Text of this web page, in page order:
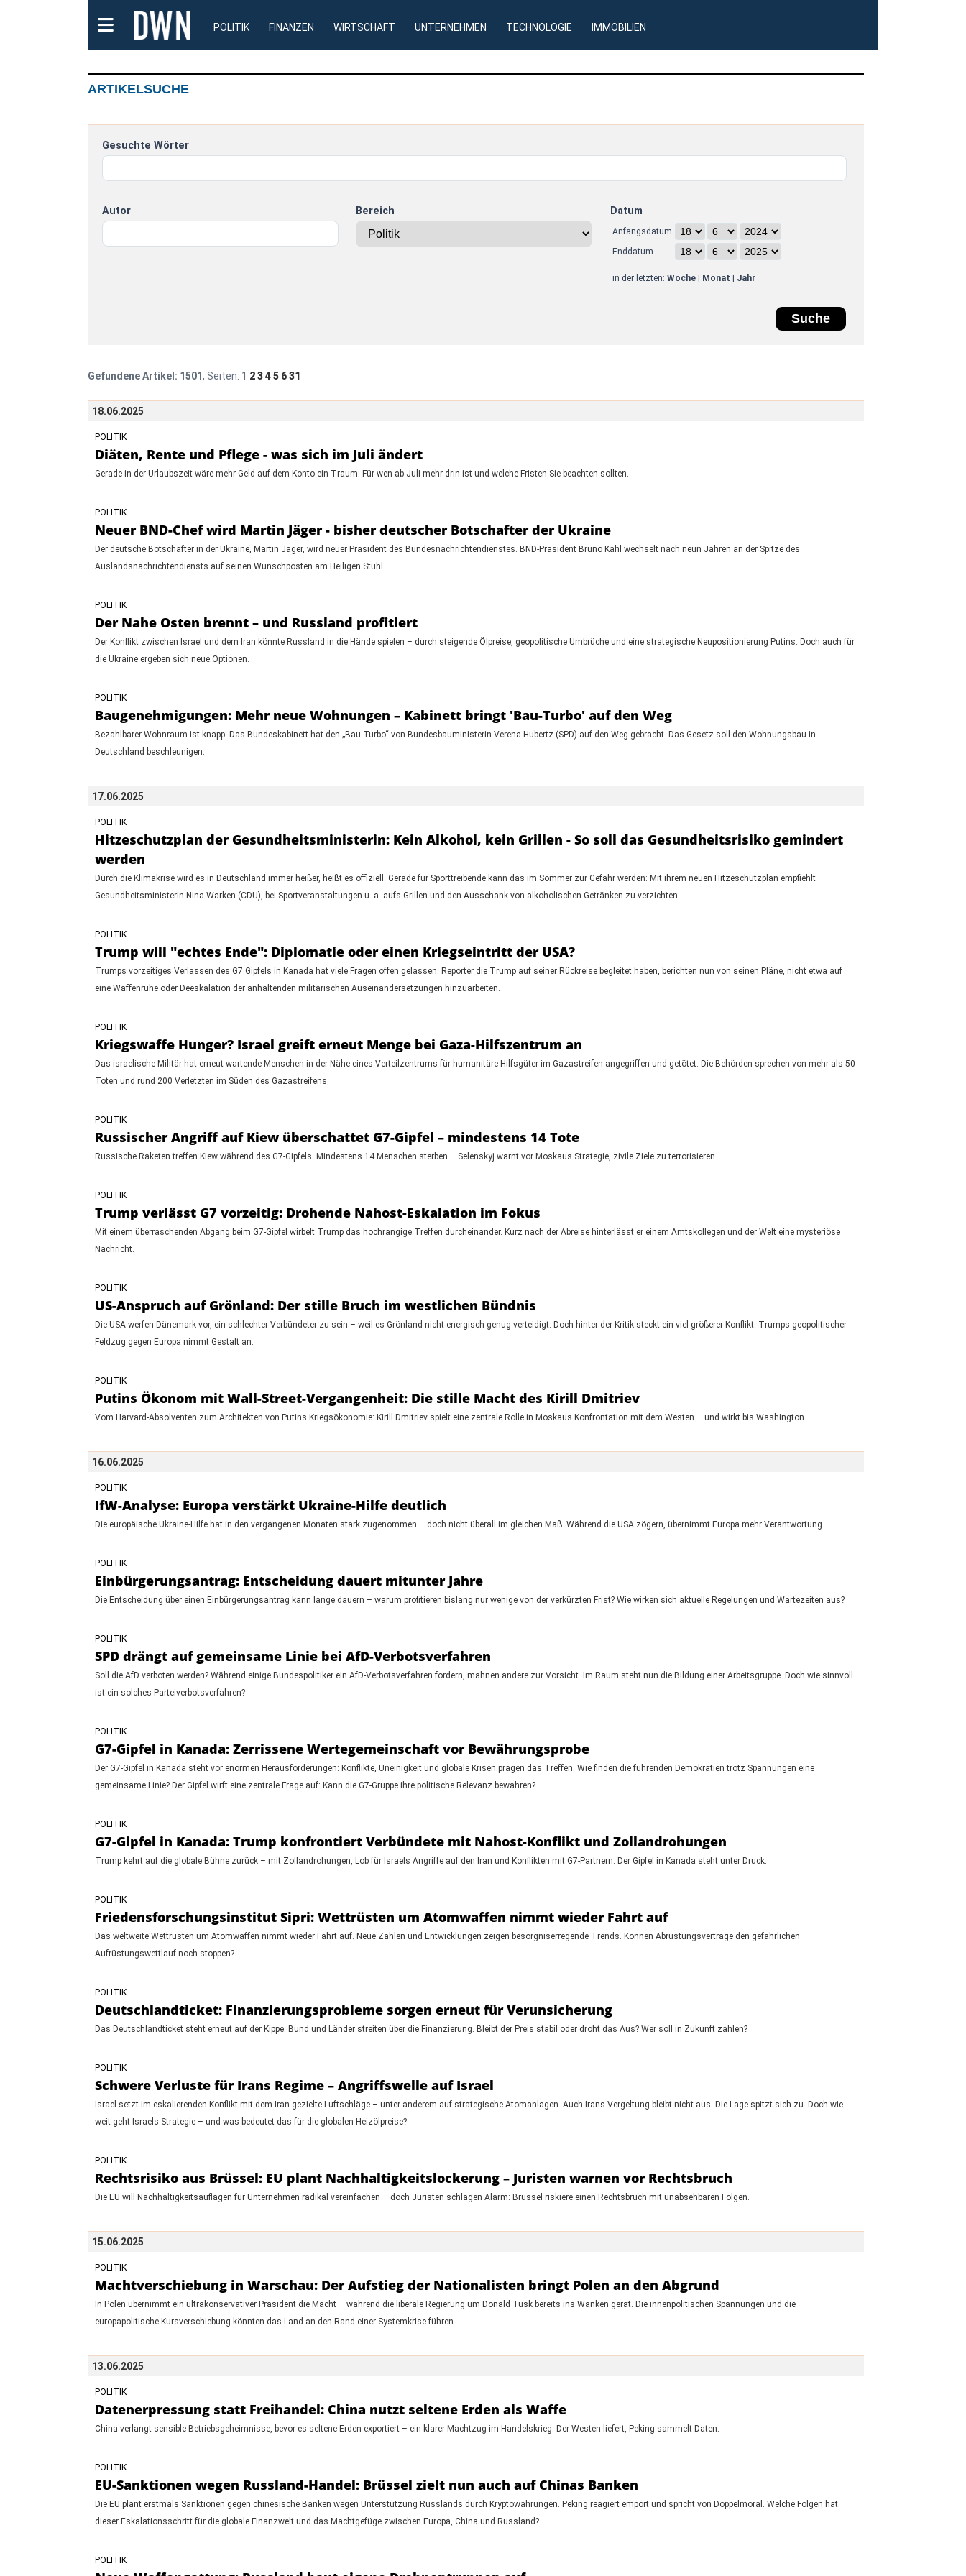
POLITIK FINANZEN WIRTSCHAFT UNTERNEHMEN TECHNOLOGIE IMMOBILIEN
ARTIKELSUCHE
Gesuchte Wörter
Autor Bereich Datum
Anfangsdatum
Enddatum
in der letzten: Woche| Monat Jahr
Gefundene Artikel: 1501, Seiten: 1 2345 631
18.06.2025
POLITIK
Diäten, Rente und Pflege - was sich im Juli ändert
Gerade in der Urlaubszeit wäre mehr Geld auf dem Konto ein Traum: Für wen ab Juli mehr drin ist und welche Fristen Sie beachten sollten.
POLITIK
Neuer BND-Chef wird Martin Jäger - bisher deutscher Botschafter der Ukraine
Der deutsche Botschafter in der Ukraine, Martin Jäger, wird neuer Präsident des Bundesnachrichtendienstes. BND-Präsident Bruno Kahl wechselt nach neun Jahren an der Spitze des
Auslandsnachrichtendiensts auf seinen Wunschposten am Heiligen Stuhl.
POLITIK
Der Nahe Osten brennt – und Russland profitiert
Der Konflikt zwischen Israel und dem Iran könnte Russland in die Hände spielen – durch steigende Ölpreise, geopolitische Umbrüche und eine strategische Neupositionierung Putins. Doch auch für
die Ukraine ergeben sich neue Optionen.
POLITIK
Baugenehmigungen: Mehr neue Wohnungen – Kabinett bringt 'Bau-Turbo' auf den Weg
Bezahlbarer Wohnraum ist knapp: Das Bundeskabinett hat den „Bau-Turbo“ von Bundesbauministerin Verena Hubertz (SPD) auf den Weg gebracht. Das Gesetz soll den Wohnungsbau in
Deutschland beschleunigen.
17.06.2025
POLITIK
Hitzeschutzplan der Gesundheitsministerin: Kein Alkohol, kein Grillen - So soll das Gesundheitsrisiko gemindert
werden
Durch die Klimakrise wird es in Deutschland immer heißer, heißt es offiziell. Gerade für Sporttreibende kann das im Sommer zur Gefahr werden: Mit ihrem neuen Hitzeschutzplan empfiehlt
Gesundheitsministerin Nina Warken (CDU), bei Sportveranstaltungen u. a. aufs Grillen und den Ausschank von alkoholischen Getränken zu verzichten.
POLITIK
Trump will "echtes Ende": Diplomatie oder einen Kriegseintritt der USA?
Trumps vorzeitiges Verlassen des G7 Gipfels in Kanada hat viele Fragen offen gelassen. Reporter die Trump auf seiner Rückreise begleitet haben, berichten nun von seinen Pläne, nicht etwa auf
eine Waffenruhe oder Deeskalation der anhaltenden militärischen Auseinandersetzungen hinzuarbeiten.
POLITIK
Kriegswaffe Hunger? Israel greift erneut Menge bei Gaza-Hilfszentrum an
Das israelische Militär hat erneut wartende Menschen in der Nähe eines Verteilzentrums für humanitäre Hilfsgüter im Gazastreifen angegriffen und getötet. Die Behörden sprechen von mehr als 50
Toten und rund 200 Verletzten im Süden des Gazastreifens.
POLITIK
Russischer Angriff auf Kiew überschattet G7-Gipfel – mindestens 14 Tote
Russische Raketen treffen Kiew während des G7-Gipfels. Mindestens 14 Menschen sterben – Selenskyj warnt vor Moskaus Strategie, zivile Ziele zu terrorisieren.
POLITIK
Trump verlässt G7 vorzeitig: Drohende Nahost-Eskalation im Fokus
Mit einem überraschenden Abgang beim G7-Gipfel wirbelt Trump das hochrangige Treffen durcheinander. Kurz nach der Abreise hinterlässt er einem Amtskollegen und der Welt eine mysteriöse
Nachricht.
POLITIK
US-Anspruch auf Grönland: Der stille Bruch im westlichen Bündnis
Die USA werfen Dänemark vor, ein schlechter Verbündeter zu sein – weil es Grönland nicht energisch genug verteidigt. Doch hinter der Kritik steckt ein viel größerer Konflikt: Trumps geopolitischer
Feldzug gegen Europa nimmt Gestalt an.
POLITIK
Putins Ökonom mit Wall-Street-Vergangenheit: Die stille Macht des Kirill Dmitriev
Vom Harvard-Absolventen zum Architekten von Putins Kriegsökonomie: Kirill Dmitriev spielt eine zentrale Rolle in Moskaus Konfrontation mit dem Westen – und wirkt bis Washington.
16.06.2025
POLITIK
IfW-Analyse: Europa verstärkt Ukraine-Hilfe deutlich
Die europäische Ukraine-Hilfe hat in den vergangenen Monaten stark zugenommen – doch nicht überall im gleichen Maß. Während die USA zögern, übernimmt Europa mehr Verantwortung.
POLITIK
Einbürgerungsantrag: Entscheidung dauert mitunter Jahre
Die Entscheidung über einen Einbürgerungsantrag kann lange dauern – warum profitieren bislang nur wenige von der verkürzten Frist? Wie wirken sich aktuelle Regelungen und Wartezeiten aus?
POLITIK
SPD drängt auf gemeinsame Linie bei AfD-Verbotsverfahren
Soll die AfD verboten werden? Während einige Bundespolitiker ein AfD-Verbotsverfahren fordern, mahnen andere zur Vorsicht. Im Raum steht nun die Bildung einer Arbeitsgruppe. Doch wie sinnvoll
ist ein solches Parteiverbotsverfahren?
POLITIK
G7-Gipfel in Kanada: Zerrissene Wertegemeinschaft vor Bewährungsprobe
Der G7-Gipfel in Kanada steht vor enormen Herausforderungen: Konflikte, Uneinigkeit und globale Krisen prägen das Treffen. Wie finden die führenden Demokratien trotz Spannungen eine
gemeinsame Linie? Der Gipfel wirft eine zentrale Frage auf: Kann die G7-Gruppe ihre politische Relevanz bewahren?
POLITIK
G7-Gipfel in Kanada: Trump konfrontiert Verbündete mit Nahost-Konflikt und Zollandrohungen
Trump kehrt auf die globale Bühne zurück – mit Zollandrohungen, Lob für Israels Angriffe auf den Iran und Konflikten mit G7-Partnern. Der Gipfel in Kanada steht unter Druck.
POLITIK
Friedensforschungsinstitut Sipri: Wettrüsten um Atomwaffen nimmt wieder Fahrt auf
Das weltweite Wettrüsten um Atomwaffen nimmt wieder Fahrt auf. Neue Zahlen und Entwicklungen zeigen besorgniserregende Trends. Können Abrüstungsverträge den gefährlichen
Aufrüstungswettlauf noch stoppen?
POLITIK
Deutschlandticket: Finanzierungsprobleme sorgen erneut für Verunsicherung
Das Deutschlandticket steht erneut auf der Kippe. Bund und Länder streiten über die Finanzierung. Bleibt der Preis stabil oder droht das Aus? Wer soll in Zukunft zahlen?
POLITIK
Schwere Verluste für Irans Regime – Angriffswelle auf Israel
Israel setzt im eskalierenden Konflikt mit dem Iran gezielte Luftschläge – unter anderem auf strategische Atomanlagen. Auch Irans Vergeltung bleibt nicht aus. Die Lage spitzt sich zu. Doch wie
weit geht Israels Strategie – und was bedeutet das für die globalen Heizölpreise?
POLITIK
Rechtsrisiko aus Brüssel: EU plant Nachhaltigkeitslockerung – Juristen warnen vor Rechtsbruch
Die EU will Nachhaltigkeitsauflagen für Unternehmen radikal vereinfachen – doch Juristen schlagen Alarm: Brüssel riskiere einen Rechtsbruch mit unabsehbaren Folgen.
15.06.2025
POLITIK
Machtverschiebung in Warschau: Der Aufstieg der Nationalisten bringt Polen an den Abgrund
In Polen übernimmt ein ultrakonservativer Präsident die Macht – während die liberale Regierung um Donald Tusk bereits ins Wanken gerät. Die innenpolitischen Spannungen und die
europapolitische Kursverschiebung könnten das Land an den Rand einer Systemkrise führen.
13.06.2025
POLITIK
Datenerpressung statt Freihandel: China nutzt seltene Erden als Waffe
China verlangt sensible Betriebsgeheimnisse, bevor es seltene Erden exportiert – ein klarer Machtzug im Handelskrieg. Der Westen liefert, Peking sammelt Daten.
POLITIK
EU-Sanktionen wegen Russland-Handel: Brüssel zielt nun auch auf Chinas Banken
Die EU plant erstmals Sanktionen gegen chinesische Banken wegen Unterstützung Russlands durch Kryptowährungen. Peking reagiert empört und spricht von Doppelmoral. Welche Folgen hat
dieser Eskalationsschritt für die globale Finanzwelt und das Machtgefüge zwischen Europa, China und Russland?
POLITIK